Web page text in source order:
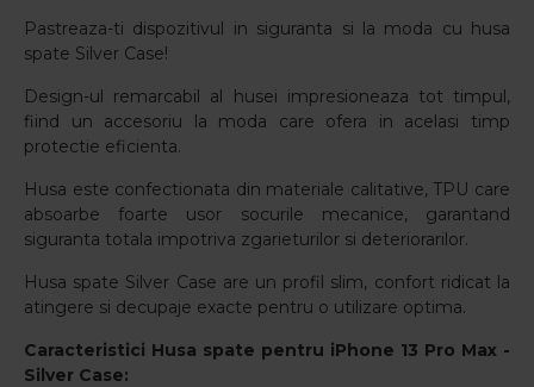
Pastreaza-ti dispozitivul in siguranta si la moda cu husa
spate Silver Case!
Design-ul remarcabil al husei impresioneaza tot timpul,
fiind un accesoriu la moda care ofera in acelasi timp
protectie eficienta.
Husa este confectionata din materiale calitative, TPU care
absoarbe foarte usor socurile mecanice, garantand
siguranta totala impotriva zgarieturilor si deteriorarilor.
Husa spate Silver Case are un profil slim, confort ridicat la
atingere si decupaje exacte pentru o utilizare optima.
Caracteristici Husa spate pentru iPhone 13 Pro Max -
Silver Case: